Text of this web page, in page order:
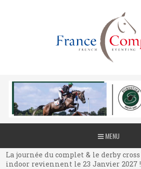
MENU
La journée du complet & le derby cross
indoor reviennent le 23 Janvier 2027 !
La journée du complet & le derby cross
indoor reviennent le 23 Janvier 2027 !